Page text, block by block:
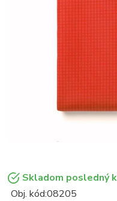
Skladom posledný
Obj. kód:08205